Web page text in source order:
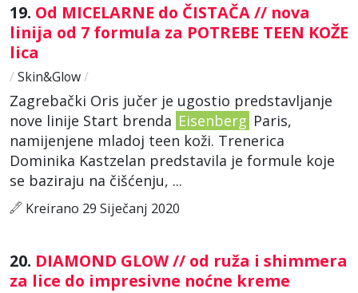
19. Od MICELARNE do ČISTAČA // nova
linija od 7 formula za POTREBE TEEN KOŽE
lica
/ Skin&Glow/
Zagrebački Oris jučer je ugostio predstavljanje
nove linije Start brenda Eisenberg Paris,
namijenjene mladoj teen koži. Trenerica
Dominika Kastzelan predstavila je formule koje
se baziraju na čišćenju, ...
Kreirano 29 Siječanj 2020
20. DIAMOND GLOW // od ruža i shimmera
za lice do impresivne noćne kreme